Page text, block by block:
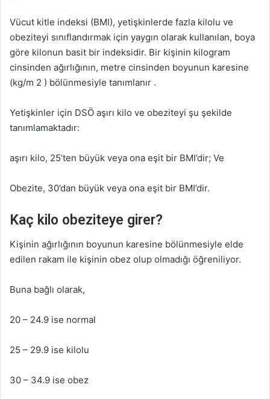
Vücut kitle indeksi (BMI), yetişkinlerde fazla kilolu ve
obeziteyi sınıflandırmak için yaygın olarak kullanılan, boya
göre kilonun basit bir indeksidir. Bir kişinin kilogram
cinsinden ağırlığının, metre cinsinden boyunun karesine
(kg/m 2 ) bölünmesiyle tanımlanır .
Yetişkinler için DSÖ aşırı kilo ve obeziteyi şu şekilde
tanımlamaktadır:
aşırı kilo, 25’ten büyük veya ona eşit bir BMI’dir; Ve
Obezite, 30’dan büyük veya ona eşit bir BMI’dir.
Kaç kilo obeziteye girer?
Kişinin ağırlığının boyunun karesine bölünmesiyle elde
edilen rakam ile kişinin obez olup olmadığı öğreniliyor.
Buna bağlı olarak,
20 – 24.9 ise normal
25 – 29.9 ise kilolu
30 – 34.9 ise obez